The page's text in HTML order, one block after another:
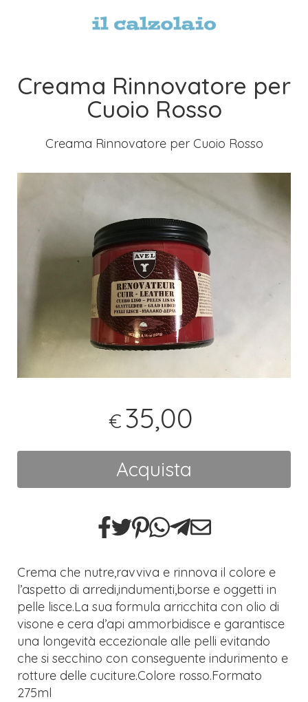
Creama Rinnovatore per
Cuoio Rosso
Creama Rinnovatore per Cuoio Rosso
€ 35,00
Acquista
Crema che nutre,ravviva e rinnova il colore e
l’aspetto di arredi,indumenti,borse e oggetti in
pelle lisce.La sua formula arricchita con olio di
visone e cera d’api ammorbidisce e garantisce
una longevità eccezionale alle pelli evitando
che si secchino con conseguente indurimento e
rotture delle cuciture.Colore rosso.Formato
275ml